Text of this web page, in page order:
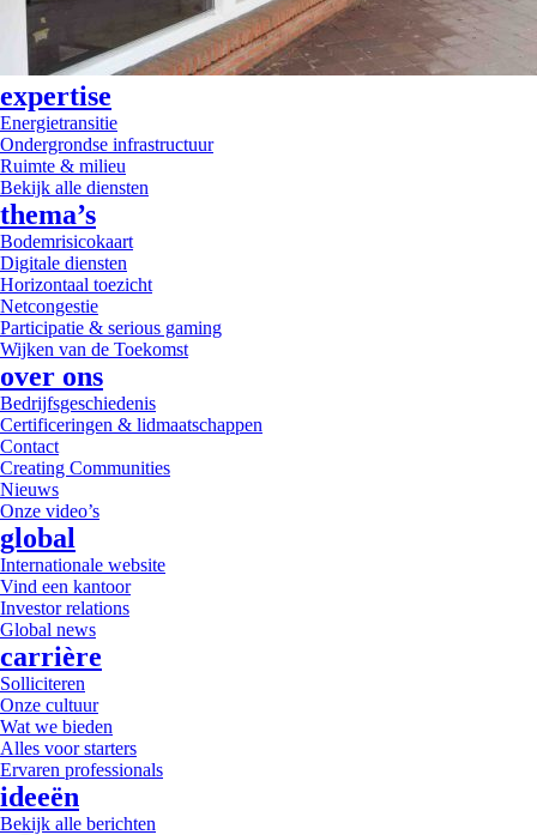
expertise
Energietransitie
Ondergrondse infrastructuur
Ruimte & milieu
Bekijk alle diensten
thema’s
Bodemrisicokaart
Digitale diensten
Horizontaal toezicht
Netcongestie
Participatie & serious gaming
Wijken van de Toekomst
over ons
Bedrijfsgeschiedenis
Certificeringen & lidmaatschappen
Contact
Creating Communities
Nieuws
Onze video’s
global
Internationale website
Vind een kantoor
Investor relations
Global news
carrière
Solliciteren
Onze cultuur
Wat we bieden
Alles voor starters
Ervaren professionals
ideeën
Bekijk alle berichten